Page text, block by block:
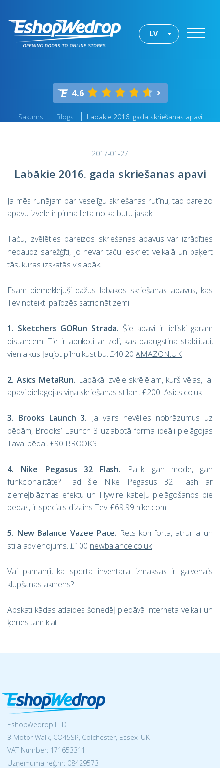
LV
4.6
Sākums Blogs Labākie 2016. gada skriešanas apavi
2017-01-27
Labākie 2016. gada skriešanas apavi
Ja mēs runājam par veselīgu skriešanas rutīnu, tad pareizo
apavu izvēle ir pirmā lieta no kā būtu jāsāk.
Taču, izvēlēties pareizos skriešanas apavus var izrādīties
nedaudz sarežģīti, jo nevar taču ieskriet veikalā un paķert
tās, kuras izskatās vislabāk.
Esam piemeklējuši dažus labākos skriešanas apavus, kas
Tev noteikti palīdzēs satricināt zemi!
1. Sketchers GORun Strada. Šie apavi ir lieliski garām
distancēm. Tie ir aprīkoti ar zoli, kas paaugstina stabilitāti,
vienlaikus ļaujot pilnu kustību. £40.20 AMAZON.UK
2. Asics MetaRun. Labākā izvēle skrējējam, kurš vēlas, lai
apavi pielāgojas viņa skriešanas stilam. £200 Asics.co.uk
3. Brooks Launch 3. Ja vairs nevēlies nobrāzumus uz
pēdām, Brooks’ Launch 3 uzlabotā forma ideāli pielāgojas
Tavai pēdai. £90 BROOKS
4. Nike Pegasus 32 Flash. Patīk gan mode, gan
funkcionalitāte? Tad šie Nike Pegasus 32 Flash ar
ziemeļblāzmas efektu un Flywire kabeļu pielāgošanos pie
pēdas, ir speciāls dizains Tev. £69.99 nike.com
5. New Balance Vazee Pace. Rets komforta, ātruma un
stila apvienojums. £100 newbalance.co.uk
Vai pamanīji, ka sporta inventāra izmaksas ir galvenais
klupšanas akmens?
Apskati kādas atlaides šonedēļ piedāvā interneta veikali un
ķeries tām klāt!
EshopWedrop LTD
3 Motor Walk, CO45SP, Colchester, Essex, UK
VAT Number: 171653311
Uzņēmuma reģ.nr: 08429573